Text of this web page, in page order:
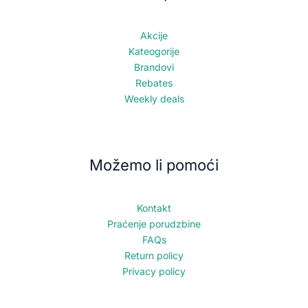
Akcije
Kateogorije
Brandovi
Rebates
Weekly deals
Možemo li pomoći
Kontakt
Praćenje porudzbine
FAQs
Return policy
Privacy policy